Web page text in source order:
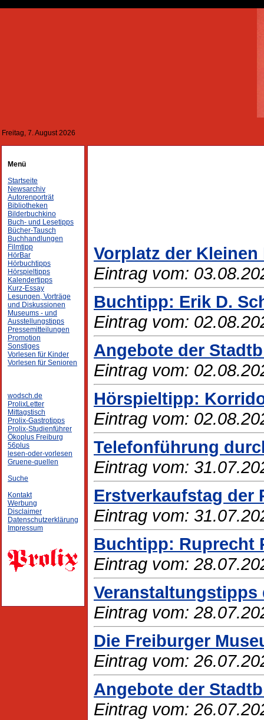
Freitag, 7. August 2026
Menü
Startseite
Newsarchiv
Autorenporträt
Bibliotheken
Bilderbuchkino
Buch- und Lesetipps
Bücher-Tausch
Buchhandlungen
Filmtipp
HörBar
Hörbuchtipps
Hörspieltipps
Kalendertipps
Kurz-Essay
Lesungen, Vorträge
und Diskussionen
Museums - und
Ausstellungstipps
Pressemitteilungen
Promotion
Sonstiges
Vorlesen für Kinder
Vorlesen für Senioren
wodsch.de
ProlixLetter
Mittagstisch
Prolix-Gastrotipps
Prolix-Studienführer
Ökoplus Freiburg
56plus
lesen-oder-vorlesen
Gruene-quellen
Suche
Kontakt
Werbung
Disclaimer
Datenschutzerklärung
Impressum
Vorplatz der
Eintrag vom:
Buchtipp: Erik D.
Eintrag vom:
Angebote der
Eintrag vom:
Hörspieltipp:
Eintrag vom:
Telefonführung
Eintrag vom:
Erstverkaufstag der
Eintrag vom:
Buchtipp: Ruprecht
Eintrag vom:
Veranstaltungstipps
Eintrag vom:
Die Freiburger
Eintrag vom:
Angebote der
Eintrag vom: